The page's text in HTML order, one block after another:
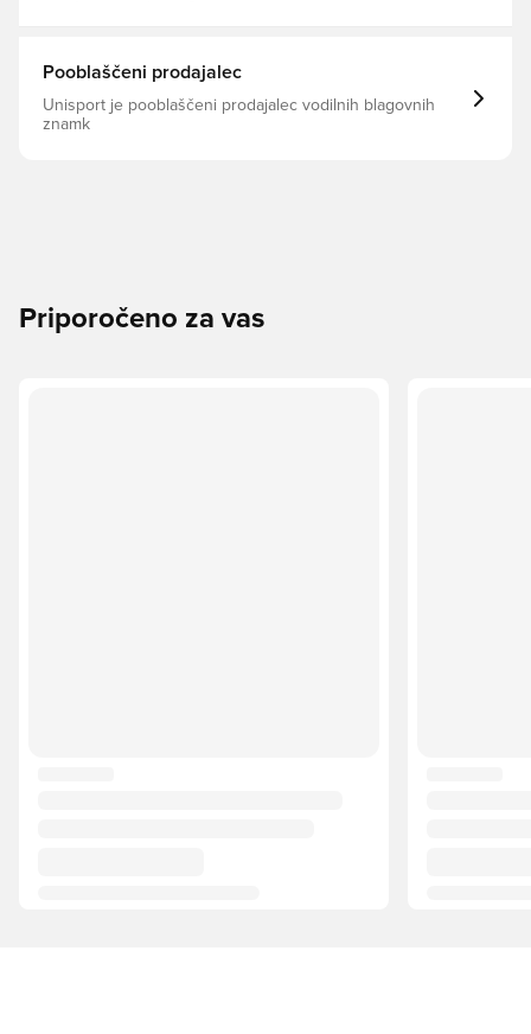
Pooblaščeni prodajalec
Unisport je pooblaščeni prodajalec vodilnih blagovnih
znamk
Priporočeno za vas